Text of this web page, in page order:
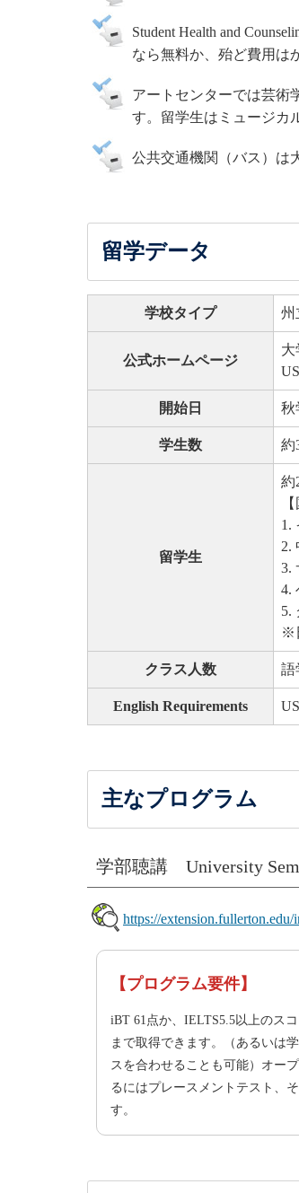
Student Health and
なら無料か、殆ど費用は
アートセンターでは芸術
す。留学生はミュージカ
公共交通機関（バス）は
留学データ
学校タイプ 州
公式ホームページ
大
開始日 秋
学生数 約
留学生
約
1.
2.
3.
4.
5.
※
クラス人数 語
English Requirements
主なプログラム
学部聴講 University
https://extension.fullerton.edu/
【プログラム要件】
iBT 61点か、IELTS5.5以上のス
まで取得できます。（あるいは
スを合わせることも可能）オー
るにはプレースメントテスト、
す。